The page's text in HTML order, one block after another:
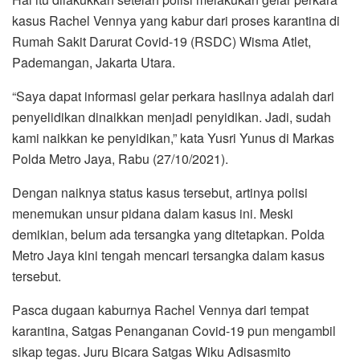
kasus Rachel Vennya yang kabur dari proses karantina di
Rumah Sakit Darurat Covid-19 (RSDC) Wisma Atlet,
Pademangan, Jakarta Utara.
“Saya dapat informasi gelar perkara hasilnya adalah dari
penyelidikan dinaikkan menjadi penyidikan. Jadi, sudah
kami naikkan ke penyidikan,” kata Yusri Yunus di Markas
Polda Metro Jaya, Rabu (27/10/2021).
Dengan naiknya status kasus tersebut, artinya polisi
menemukan unsur pidana dalam kasus ini. Meski
demikian, belum ada tersangka yang ditetapkan. Polda
Metro Jaya kini tengah mencari tersangka dalam kasus
tersebut.
Pasca dugaan kaburnya Rachel Vennya dari tempat
karantina, Satgas Penanganan Covid-19 pun mengambil
sikap tegas. Juru Bicara Satgas Wiku Adisasmito